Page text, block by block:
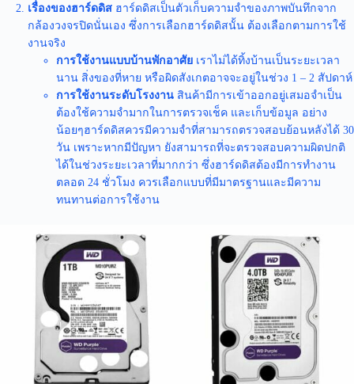
เรื่องของฮาร์ดดิส ฮาร์ดดิสเป็นตัวเก็บความจำของภาพบันทึกจาก
กล้องวงจรปิดนั่นเอง ซึ่งการเลือกฮาร์ดดิสนั้น ต้องเลือกตามการใช้
งานจริง
การใช้งานแบบบ้านพักอาศัยเราไม่ได้ทิ้งบ้านเป็นระยะเวลา
นาน สิ่งของที่หาย หรือผิดสังเกตอาจจะอยู่ในช่วง 1 – 2 สัปดาห์
การใช้งานระดับโรงงานสินค้ามีการเข้าออกอยู่เสมอจำเป็น
ต้องใช้ความจำมากในการตรวจเช็ค และเก็บข้อมูล อย่าง
น้อยๆฮาร์ดดิสควรมีความจำที่สามารถตรวจสอบย้อนหลังได้ 30
วัน เพราะหากมีปัญหา ยังสามารถที่จะตรวจสอบความผิดปกติ
ได้ในช่วงระยะเวลาที่มากกว่า ซึ่งฮาร์ดดิสต้องมีการทำงาน
ตลอด 24 ชั่วโมง ควรเลือกแบบที่มีมาตรฐานและมีความ
ทนทานต่อการใช้งาน